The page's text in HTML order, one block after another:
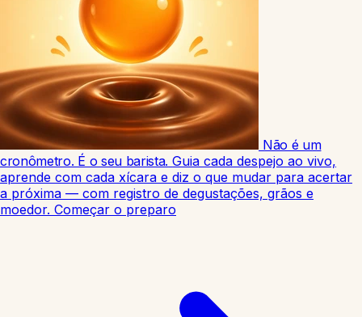
Não é um
cronômetro. É o seu barista. Guia cada despejo ao vivo,
aprende com cada xícara e diz o que mudar para acertar
a próxima — com registro de degustações, grãos e
moedor. Começar o preparo